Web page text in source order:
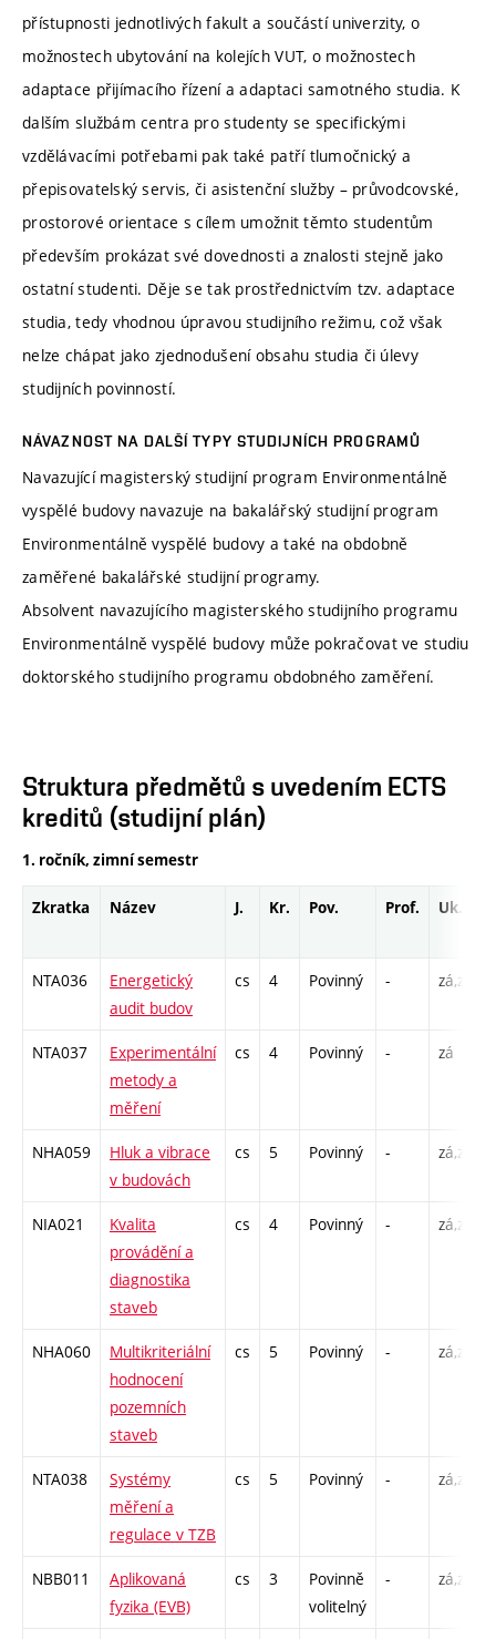
přístupnosti jednotlivých fakult a součástí univerzity, o
možnostech ubytování na kolejích VUT, o možnostech
adaptace přijímacího řízení a adaptaci samotného studia. K
dalším službám centra pro studenty se specifickými
vzdělávacími potřebami pak také patří tlumočnický a
přepisovatelský servis, či asistenční služby – průvodcovské,
prostorové orientace s cílem umožnit těmto studentům
především prokázat své dovednosti a znalosti stejně jako
ostatní studenti. Děje se tak prostřednictvím tzv. adaptace
studia, tedy vhodnou úpravou studijního režimu, což však
nelze chápat jako zjednodušení obsahu studia či úlevy
studijních povinností.
NÁVAZNOST NA DALŠÍ TYPY STUDIJNÍCH PROGRAMŮ
Navazující magisterský studijní program Environmentálně
vyspělé budovy navazuje na bakalářský studijní program
Environmentálně vyspělé budovy a také na obdobně
zaměřené bakalářské studijní programy.
Absolvent navazujícího magisterského studijního programu
Environmentálně vyspělé budovy může pokračovat ve studiu
doktorského studijního programu obdobného zaměření.
Struktura předmětů s uvedením ECTS
kreditů (studijní plán)
1. ročník, zimní semestr
Zkratka Název J. Kr. Pov. Prof. Uk.
NTA036
Energetický
audit budov
cs 4 Povinný - zá,zk
NTA037
Experimentální
metody a
měření
cs 4 Povinný - zá
NHA059
Hluk a vibrace
v budovách
cs 5 Povinný - zá,zk
NIA021
Kvalita
provádění a
diagnostika
staveb
cs 4 Povinný - zá,zk
NHA060
Multikriteriální
hodnocení
pozemních
staveb
cs 5 Povinný - zá,zk
NTA038
Systémy
měření a
regulace v TZB
cs 5 Povinný - zá,zk
NBB011
Aplikovaná
fyzika (EVB)
cs 3
Povinně
volitelný
- zá,zk